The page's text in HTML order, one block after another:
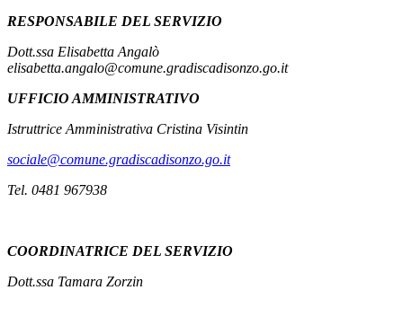
RESPONSABILE DEL SERVIZIO
Dott.ssa Elisabetta Angalò
elisabetta.angalo@comune.gradiscadisonzo.go.it
UFFICIO AMMINISTRATIVO
Istruttrice Amministrativa Cristina Visintin
sociale@comune.gradiscadisonzo.go.it
Tel. 0481 967938
COORDINATRICE DEL SERVIZIO
Dott.ssa Tamara Zorzin